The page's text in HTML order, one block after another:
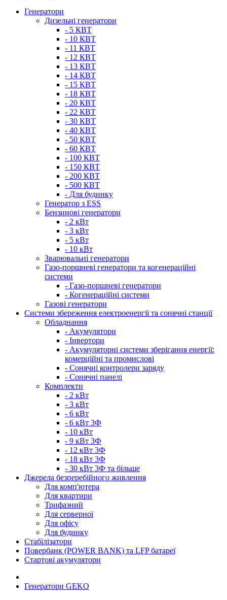
Генератори
Дизельні генератори
- 5 КВТ
- 10 КВТ
- 11 КВТ
- 12 КВТ
- 13 КВТ
- 14 КВТ
- 15 КВТ
- 18 КВТ
- 20 КВТ
- 22 КВТ
- 30 КВТ
- 40 КВТ
- 50 КВТ
- 60 КВТ
- 100 КВТ
- 150 КВТ
- 200 КВТ
- 500 КВТ
- Для будинку
Генератор з ESS
Бензинові генератори
- 2 кВт
- 3 кВт
- 5 кВт
- 10 кВт
Зварювальні генератори
Газо-поршневі генератори та когенераційні
системи
- Газо-поршневі генератори
- Когенераційні системи
Газові генератори
Системи збереження електроенергії та сонячні станції
Обладнання
- Акумулятори
- Інвертори
- Акумуляторні системи зберігання енергії:
комерційні та промислові
- Сонячні контролери заряду
- Сонячні панелі
Комплекти
- 2 кВт
- 3 кВт
- 6 кВт
- 6 кВт 3Ф
- 10 кВт
- 9 кВт 3Ф
- 12 кВт 3Ф
- 18 кВт 3Ф
- 30 кВт 3Ф та більше
Джерела безперебійного живлення
Для комп'ютера
Для квартири
Трифазний
Для серверної
Для офісу
Для будинку
Стабілізатори
Повербанк (POWER BANK) та LFP батареї
Стартові акумулятори
Генератори GEKO